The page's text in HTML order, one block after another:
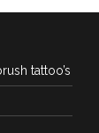
tattoo’s